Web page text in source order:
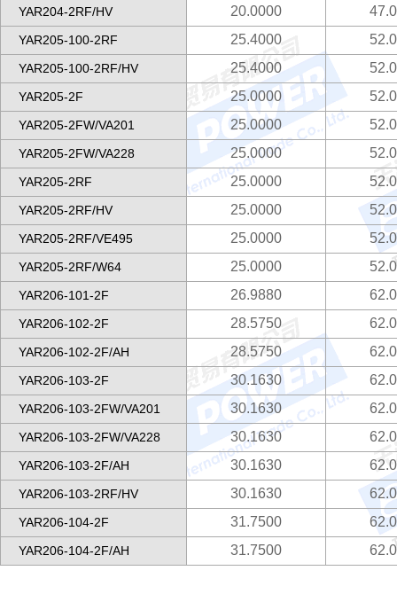
YAR204-2RF/HV 20.0000
YAR205-100-2RF 25.4000
YAR205-100-2RF/HV 25.4000
YAR205-2F 25.0000
YAR205-2FW/VA201 25.0000
YAR205-2FW/VA228 25.0000
YAR205-2RF 25.0000
YAR205-2RF/HV 25.0000
YAR205-2RF/VE495 25.0000
YAR205-2RF/W64 25.0000
YAR206-101-2F 26.9880
YAR206-102-2F 28.5750
YAR206-102-2F/AH 28.5750
YAR206-103-2F 30.1630
YAR206-103-2FW/VA201 30.1630
YAR206-103-2FW/VA228 30.1630
YAR206-103-2F/AH 30.1630
YAR206-103-2RF/HV 30.1630
YAR206-104-2F 31.7500
YAR206-104-2F/AH 31.7500